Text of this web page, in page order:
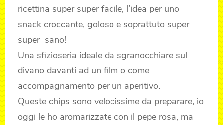
ricettina super super facile, l’idea per uno
snack croccante, goloso e soprattuto super
super sano!
Una sfizioseria ideale da sgranocchiare sul
divano davanti ad un film o come
accompagnamento per un aperitivo.
Queste chips sono velocissime da preparare, io
oggi le ho aromarizzate con il pepe rosa, ma